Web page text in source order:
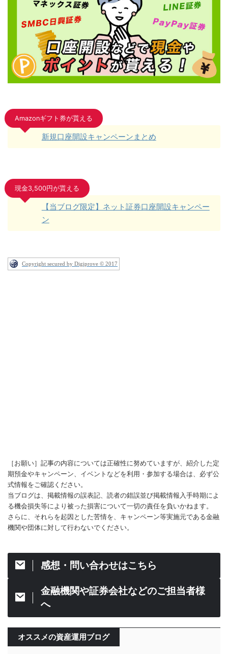
Amazonギフト券が貰える
新規口座開設キャンペーンまとめ
現金3,500円が貰える
【当ブログ限定】ネット証券口座開設キャンペー
ン
Copyright secured by Digiprove © 2017
［お願い］記事の内容については正確性に努めていますが、紹介した定
期預金やキャンペーン、イベントなどを利用・参加する場合は、必ず公
式情報をご確認ください。
当ブログは、掲載情報の誤表記、読者の錯誤並び掲載情報入手時期によ
る機会損失等により被った損害について一切の責任を負いかねます。
さらに、それらを起因とした苦情を、キャンペーン等実施元である金融
機関や団体に対して行わないでください。
感想・問い合わせはこちら
金融機関や証券会社などのご担当者様
へ
オススメの資産運用ブログ